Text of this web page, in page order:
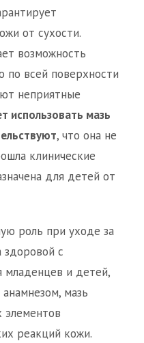
от сухости.
возможность
по всей поверхности
неприятные
использовать мазь
, что она не
клинические
для детей от
роль при уходе за
здоровой с
младенцев и детей,
мазь
элементов
реакций кожи.